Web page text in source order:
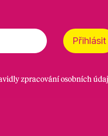
Přihlásit
zpracování osobních